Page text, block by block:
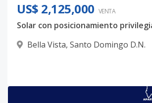
US$ 2,125,000 VENTA
Bella Vista, Santo Domingo D.N.